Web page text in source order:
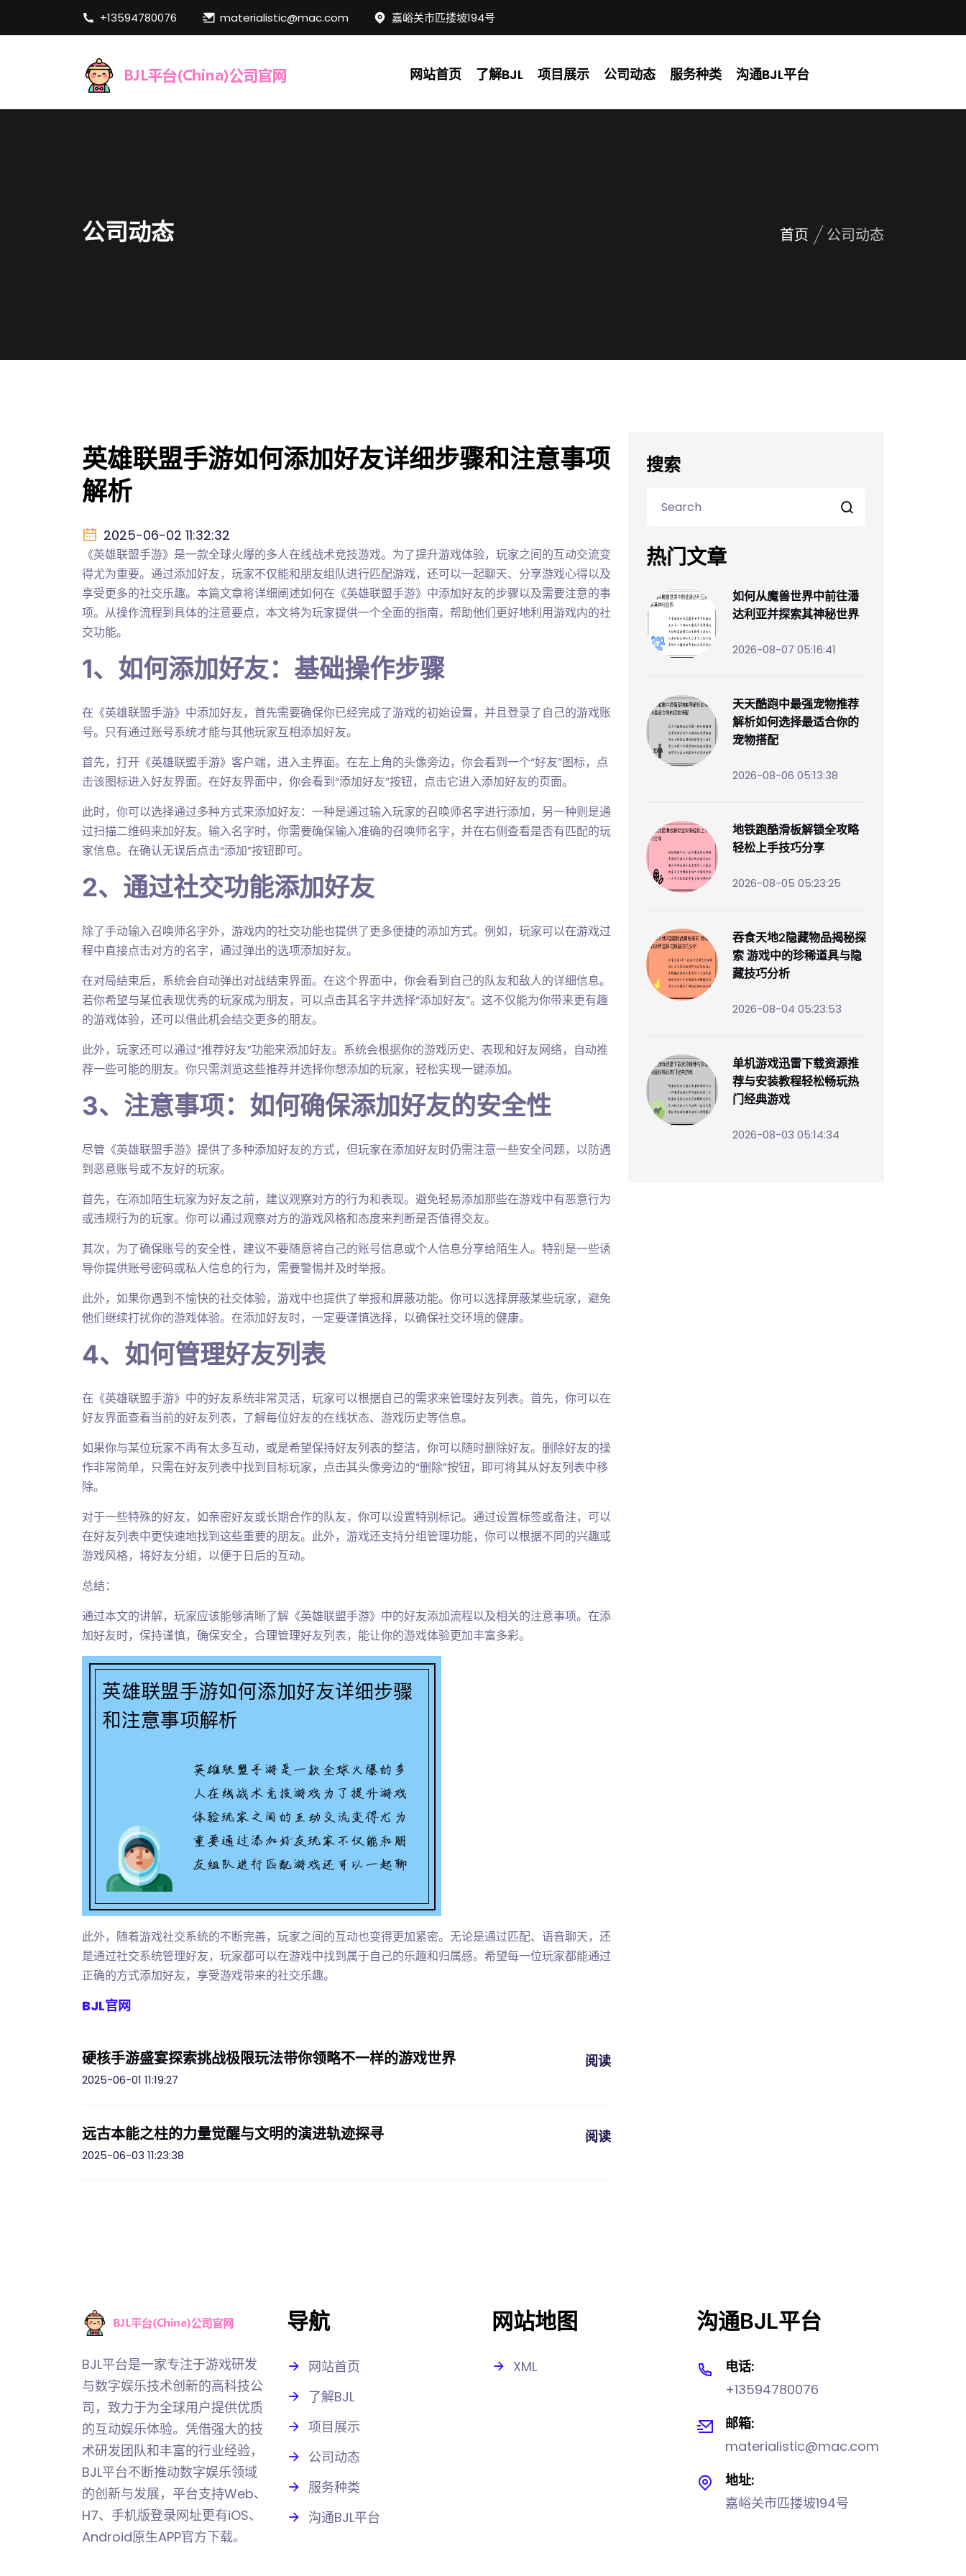
+13594780076 materialistic@mac.com 嘉峪关市匹搂坡194号
网站首页 了解BJL 项目展示 公司动态 服务种类 沟通BJL平台
公司动态 首页 公司动态
英雄联盟手游如何添加好友详细步骤和注意事项
解析
2025-06-02 11:32:32
《英雄联盟手游》是一款全球火爆的多人在线战术竞技游戏。为了提升游戏体验，玩家之间的互动交流变
得尤为重要。通过添加好友，玩家不仅能和朋友组队进行匹配游戏，还可以一起聊天、分享游戏心得以及
享受更多的社交乐趣。本篇文章将详细阐述如何在《英雄联盟手游》中添加好友的步骤以及需要注意的事
项。从操作流程到具体的注意要点，本文将为玩家提供一个全面的指南，帮助他们更好地利用游戏内的社
交功能。
1、如何添加好友：基础操作步骤
在《英雄联盟手游》中添加好友，首先需要确保你已经完成了游戏的初始设置，并且登录了自己的游戏账
号。只有通过账号系统才能与其他玩家互相添加好友。
首先，打开《英雄联盟手游》客户端，进入主界面。在左上角的头像旁边，你会看到一个“好友”图标，点
击该图标进入好友界面。在好友界面中，你会看到“添加好友”按钮，点击它进入添加好友的页面。
此时，你可以选择通过多种方式来添加好友：一种是通过输入玩家的召唤师名字进行添加，另一种则是通
过扫描二维码来加好友。输入名字时，你需要确保输入准确的召唤师名字，并在右侧查看是否有匹配的玩
家信息。在确认无误后点击“添加”按钮即可。
2、通过社交功能添加好友
除了手动输入召唤师名字外，游戏内的社交功能也提供了更多便捷的添加方式。例如，玩家可以在游戏过
程中直接点击对方的名字，通过弹出的选项添加好友。
在对局结束后，系统会自动弹出对战结束界面。在这个界面中，你会看到自己的队友和敌人的详细信息。
若你希望与某位表现优秀的玩家成为朋友，可以点击其名字并选择“添加好友”。这不仅能为你带来更有趣
的游戏体验，还可以借此机会结交更多的朋友。
此外，玩家还可以通过“推荐好友”功能来添加好友。系统会根据你的游戏历史、表现和好友网络，自动推
荐一些可能的朋友。你只需浏览这些推荐并选择你想添加的玩家，轻松实现一键添加。
3、注意事项：如何确保添加好友的安全性
尽管《英雄联盟手游》提供了多种添加好友的方式，但玩家在添加好友时仍需注意一些安全问题，以防遇
到恶意账号或不友好的玩家。
首先，在添加陌生玩家为好友之前，建议观察对方的行为和表现。避免轻易添加那些在游戏中有恶意行为
或违规行为的玩家。你可以通过观察对方的游戏风格和态度来判断是否值得交友。
其次，为了确保账号的安全性，建议不要随意将自己的账号信息或个人信息分享给陌生人。特别是一些诱
导你提供账号密码或私人信息的行为，需要警惕并及时举报。
此外，如果你遇到不愉快的社交体验，游戏中也提供了举报和屏蔽功能。你可以选择屏蔽某些玩家，避免
他们继续打扰你的游戏体验。在添加好友时，一定要谨慎选择，以确保社交环境的健康。
4、如何管理好友列表
在《英雄联盟手游》中的好友系统非常灵活，玩家可以根据自己的需求来管理好友列表。首先，你可以在
好友界面查看当前的好友列表，了解每位好友的在线状态、游戏历史等信息。
如果你与某位玩家不再有太多互动，或是希望保持好友列表的整洁，你可以随时删除好友。删除好友的操
作非常简单，只需在好友列表中找到目标玩家，点击其头像旁边的“删除”按钮，即可将其从好友列表中移
除。
对于一些特殊的好友，如亲密好友或长期合作的队友，你可以设置特别标记。通过设置标签或备注，可以
在好友列表中更快速地找到这些重要的朋友。此外，游戏还支持分组管理功能，你可以根据不同的兴趣或
游戏风格，将好友分组，以便于日后的互动。
总结：
通过本文的讲解，玩家应该能够清晰了解《英雄联盟手游》中的好友添加流程以及相关的注意事项。在添
加好友时，保持谨慎，确保安全，合理管理好友列表，能让你的游戏体验更加丰富多彩。
此外，随着游戏社交系统的不断完善，玩家之间的互动也变得更加紧密。无论是通过匹配、语音聊天，还
是通过社交系统管理好友，玩家都可以在游戏中找到属于自己的乐趣和归属感。希望每一位玩家都能通过
正确的方式添加好友，享受游戏带来的社交乐趣。
BJL官网
硬核手游盛宴探索挑战极限玩法带你领略不一样的游戏世界
2025-06-01 11:19:27
阅读
远古本能之柱的力量觉醒与文明的演进轨迹探寻
2025-06-03 11:23:38
阅读
搜索
热门文章
如何从魔兽世界中前往潘
达利亚并探索其神秘世界
2026-08-07 05:16:41
天天酷跑中最强宠物推荐
解析如何选择最适合你的
宠物搭配
2026-08-06 05:13:38
地铁跑酷滑板解锁全攻略
轻松上手技巧分享
2026-08-05 05:23:25
吞食天地2隐藏物品揭秘探
索 游戏中的珍稀道具与隐
藏技巧分析
2026-08-04 05:23:53
单机游戏迅雷下载资源推
荐与安装教程轻松畅玩热
门经典游戏
2026-08-03 05:14:34
BJL平台是一家专注于游戏研发
与数字娱乐技术创新的高科技公
司，致力于为全球用户提供优质
的互动娱乐体验。凭借强大的技
术研发团队和丰富的行业经验，
BJL平台不断推动数字娱乐领域
的创新与发展，平台支持Web、
H7、手机版登录网址更有iOS、
Android原生APP官方下载。
导航
网站首页
了解BJL
项目展示
公司动态
服务种类
沟通BJL平台
网站地图
XML
沟通BJL平台
电话:
+13594780076
邮箱:
materialistic@mac.com
地址:
嘉峪关市匹搂坡194号